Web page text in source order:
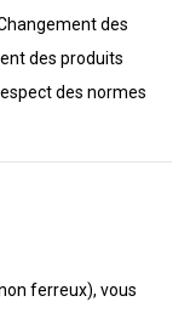
des
des produits
des normes
ferreux), vous